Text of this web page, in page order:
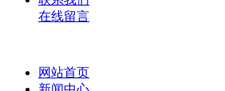
在线留言
网站首页